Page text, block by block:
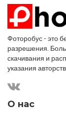
Фоторобус - это
разрешения.
скачивания и
указания
О нас